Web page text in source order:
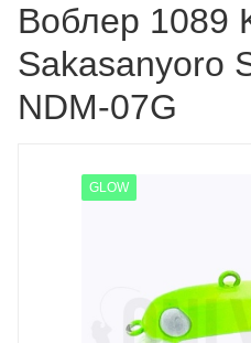
Воблер 1089
Sakasanyoro
NDM-07G
GLOW